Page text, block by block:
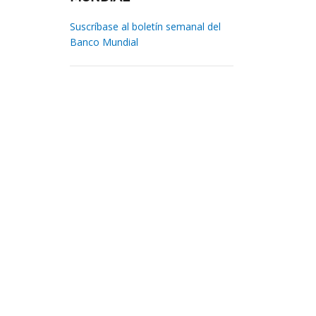
Suscríbase al boletín semanal del
Banco Mundial